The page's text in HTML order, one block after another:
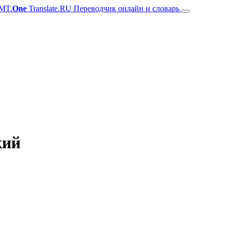
One Translate.RU Переводчик онлайн и словарь